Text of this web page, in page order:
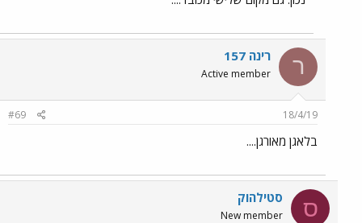
ר רינה 157
Active member
18/4/19
#69
בלאגן מאורגן....
ס סטילהוק
New member